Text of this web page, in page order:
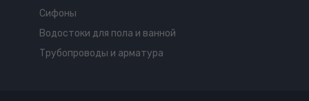
Сифоны
Водостоки для пола и ванной
Трубопроводы и арматура